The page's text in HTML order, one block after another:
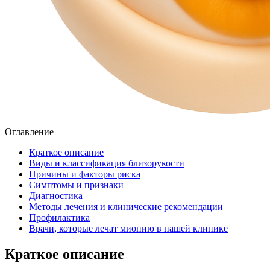
Оглавление
Краткое описание
Виды и классификация близорукости
Причины и факторы риска
Симптомы и признаки
Диагностика
Методы лечения и клинические рекомендации
Профилактика
Врачи, которые лечат миопию в нашей клинике
Краткое описание